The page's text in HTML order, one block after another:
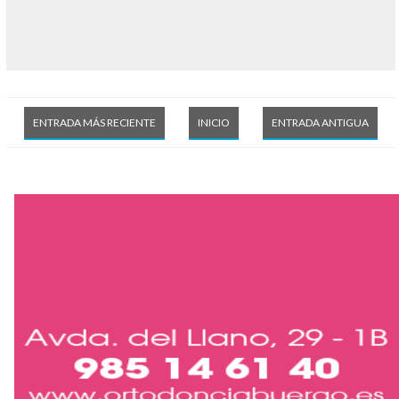
ENTRADA MÁS RECIENTE ENTRADA ANTIGUA
INICIO